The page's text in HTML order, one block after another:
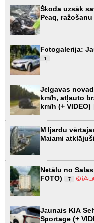
Škoda uzsāk
Peaq, ražošanu
Fotogalerija:
1
Jelgavas
km/h, atļauto
km/h (+ VIDEO)
Miljardu
Maiami
Netālu no
FOTO)
7
Jaunais KIA
Sportage (+